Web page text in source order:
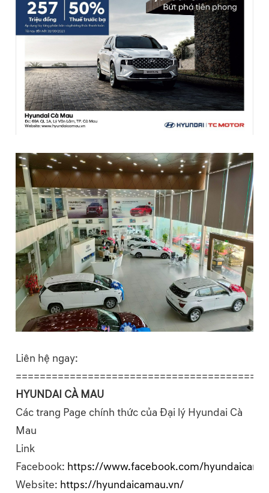
Liên hệ ngay:
========================================
HYUNDAI CÀ MAU
Các trang Page chính thức của Đại lý Hyundai Cà
Mau
Link
Facebook: https://www.facebook.com/
Website: https://hyundaicamau.vn/